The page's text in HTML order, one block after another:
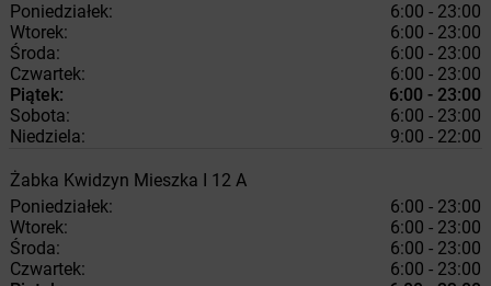
Poniedziałek:
6:00 - 23:00
Wtorek:
6:00 - 23:00
Środa:
6:00 - 23:00
Czwartek:
6:00 - 23:00
Piątek:
6:00 - 23:00
Sobota:
6:00 - 23:00
Niedziela:
9:00 - 22:00
Żabka Kwidzyn Mieszka I 12 A
Poniedziałek:
6:00 - 23:00
Wtorek:
6:00 - 23:00
Środa:
6:00 - 23:00
Czwartek:
6:00 - 23:00